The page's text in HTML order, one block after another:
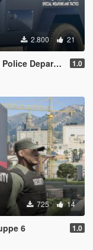
2.800 21
Truck Livery (4K) 1.0
725 14
6 1.0